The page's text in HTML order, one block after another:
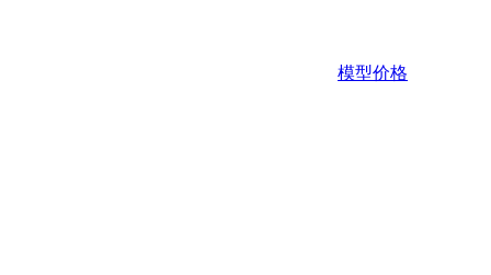
模型价格